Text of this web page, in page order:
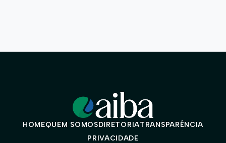
HOMEQUEM SOMOSDIRETORIATRANSPARÊNCIA
PRIVACIDADE